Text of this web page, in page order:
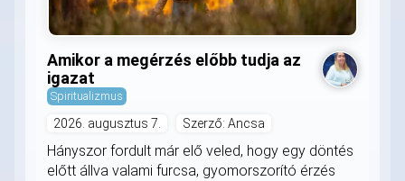
Amikor a megérzés előbb tudja az
igazat
Spiritualizmus
2026. augusztus 7. Szerző: Ancsa
Hányszor fordult már elő veled, hogy egy döntés
előtt állva valami furcsa, gyomorszorító érzés